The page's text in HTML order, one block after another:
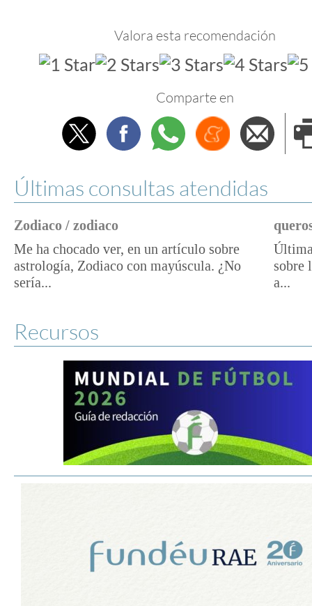
Valora esta recomendación
Comparte en
TwitterFacebookWhatsappMenéame
Últimas consultas atendidas
Zodiaco / zodiaco
Me ha chocado ver, en un artículo sobre
astrología, Zodiaco con mayúscula. ¿No
sería...
sobre
a...
Recursos